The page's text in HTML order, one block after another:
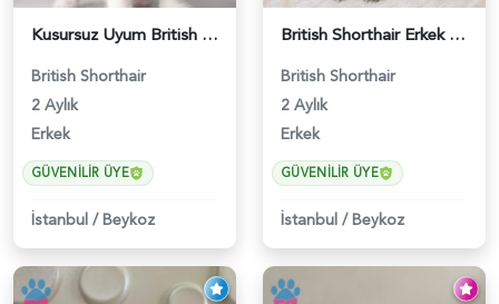
Kusursuz Uyum British Shorthair Bi Color Erkek - 6011
British Shorthair
2 Aylık
Erkek
GÜVENILIR ÜYE
İstanbul /Beykoz
British Shorthair Erkek Bluepoint 2 Aylık - 4448
British Shorthair
2 Aylık
Erkek
GÜVENILIR ÜYE
İstanbul /Beykoz